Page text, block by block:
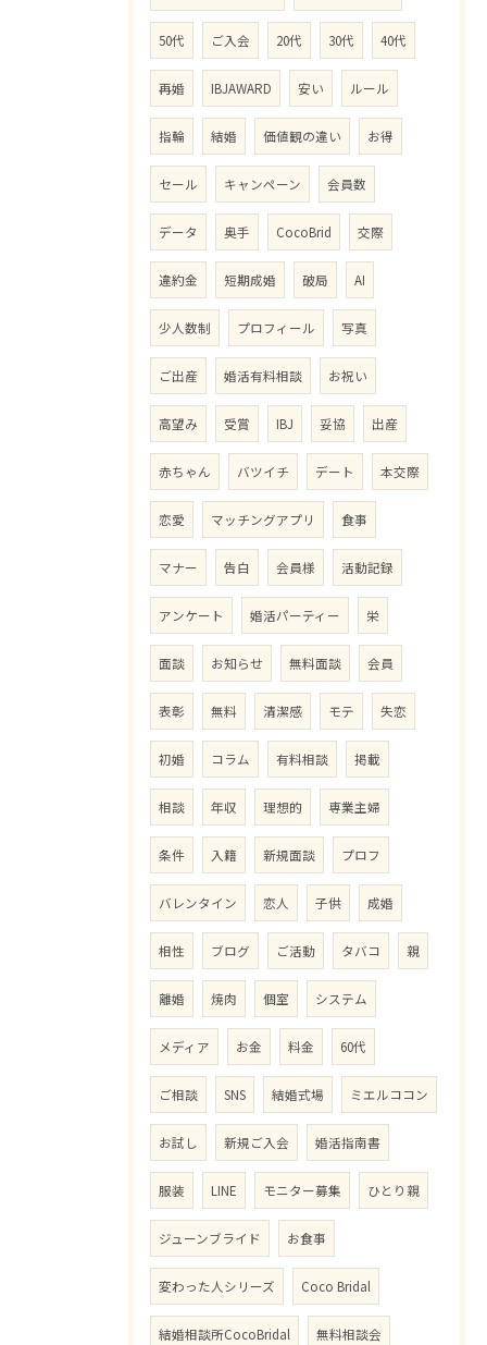
50代 ご入会 20代 30代 40代
再婚 IBJAWARD 安い ルール
指輪 結婚 価値観の違い お得
セール キャンペーン 会員数
データ 奥手 CocoBrid 交際
違約金 短期成婚 破局 AI
少人数制 プロフィール 写真
ご出産 婚活有料相談 お祝い
高望み 受賞 IBJ 妥協 出産
赤ちゃん バツイチ デート 本交際
恋愛 マッチングアプリ 食事
マナー 告白 会員様 活動記録
アンケート 婚活パーティー 栄
面談 お知らせ 無料面談 会員
表彰 無料 清潔感 モテ 失恋
初婚 コラム 有料相談 掲載
相談 年収 理想的 専業主婦
条件 入籍 新規面談 プロフ
バレンタイン 恋人 子供 成婚
相性 ブログ ご活動 タバコ 親
離婚 焼肉 個室 システム
メディア お金 料金 60代
ご相談 SNS 結婚式場 ミエルココン
お試し 新規ご入会 婚活指南書
服装 LINE モニター募集 ひとり親
ジューンブライド お食事
変わった人シリーズ Coco Bridal
結婚相談所CocoBridal 無料相談会